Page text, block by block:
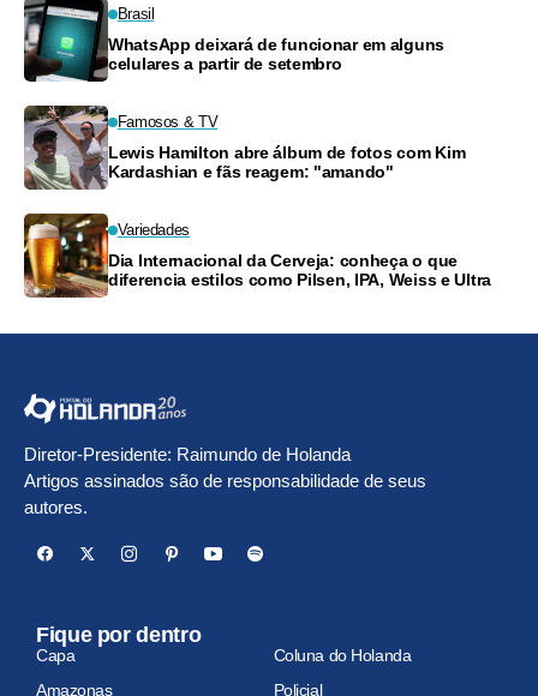
Brasil
WhatsApp deixará de funcionar em alguns
celulares a partir de setembro
Famosos & TV
Lewis Hamilton abre álbum de fotos com Kim
Kardashian e fãs reagem: "amando"
Variedades
Dia Internacional da Cerveja: conheça o que
diferencia estilos como Pilsen, IPA, Weiss e Ultra
Diretor-Presidente: Raimundo de Holanda
Artigos assinados são de responsabilidade de seus
autores.
Fique por dentro
Capa
Coluna do Holanda
Amazonas
Policial